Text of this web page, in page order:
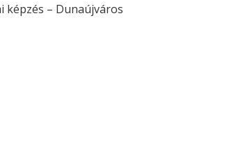
képzés – Dunaújváros